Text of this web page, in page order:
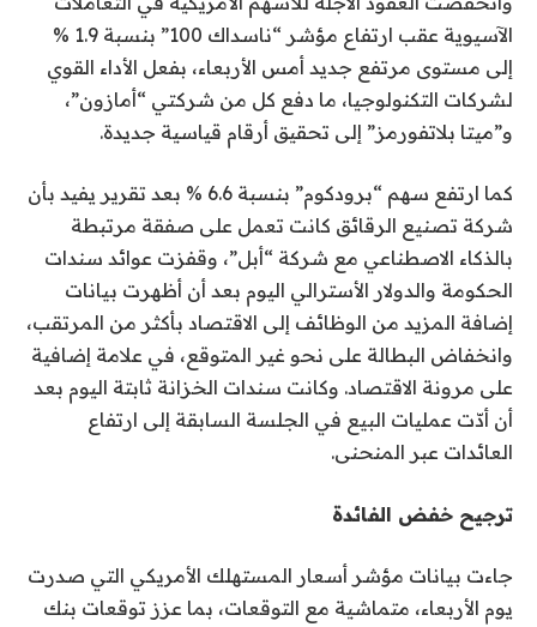
الآسيوية عقب ارتفاع مؤشر “ناسداك 100” بنسبة 1.9 %
إلى مستوى مرتفع جديد أمس الأربعاء، بفعل الأداء القوي
لشركات التكنولوجيا، ما دفع كل من شركتي “أمازون”،
و”ميتا بلاتفورمز” إلى تحقيق أرقام قياسية جديدة.
كما ارتفع سهم “برودكوم” بنسبة 6.6 % بعد تقرير يفيد بأن
شركة تصنيع الرقائق كانت تعمل على صفقة مرتبطة
بالذكاء الاصطناعي مع شركة “أبل”، وقفزت عوائد سندات
الحكومة والدولار الأسترالي اليوم بعد أن أظهرت بيانات
إضافة المزيد من الوظائف إلى الاقتصاد بأكثر من المرتقب،
وانخفاض البطالة على نحو غير المتوقع، في علامة إضافية
على مرونة الاقتصاد. وكانت سندات الخزانة ثابتة اليوم بعد
أن أدّت عمليات البيع في الجلسة السابقة إلى ارتفاع
العائدات عبر المنحنى.
ترجيح خفض الفائدة
جاءت بيانات مؤشر أسعار المستهلك الأمريكي التي صدرت
يوم الأربعاء، متماشية مع التوقعات، بما عزز توقعات بنك